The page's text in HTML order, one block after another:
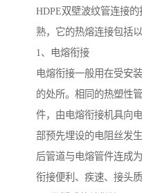
HDPE双壁波纹管连接
熟，它的热熔连接包括
1、电熔衔接
电熔衔接一般用在受安
的处所。相同的热塑性
件，由电熔衔接机具向
部预先埋设的电阻丝发
后管道与电熔管件连成
衔接便利、疾速、接头